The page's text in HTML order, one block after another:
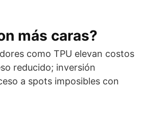
más caras?
como TPU elevan costos
reducido; inversión
a spots imposibles con